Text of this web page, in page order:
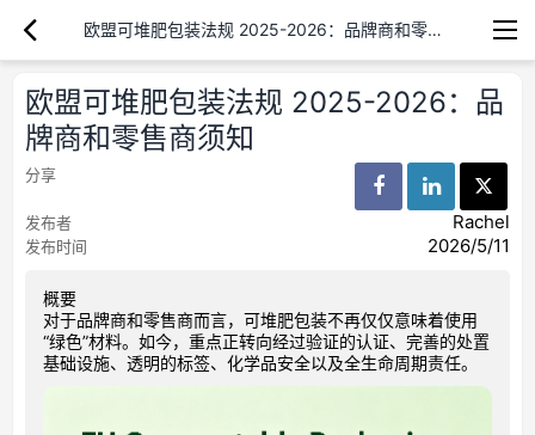
欧盟可堆肥包装法规 2025-2026：品牌商和零售商须知
欧盟可堆肥包装法规 2025-2026：品
牌商和零售商须知
分享
发布者 Rachel
发布时间 2026/5/11
概要
对于品牌商和零售商而言，可堆肥包装不再仅仅意味着使用
“绿色”材料。如今，重点正转向经过验证的认证、完善的处置
基础设施、透明的标签、化学品安全以及全生命周期责任。